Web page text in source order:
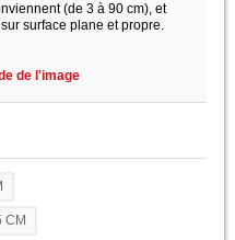
(de 3 à 90 cm), et
surface plane et propre.
de l'image
CM